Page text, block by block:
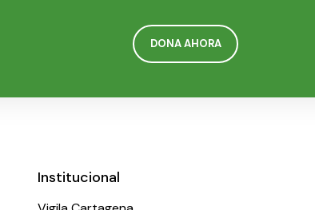
DONA AHORA
Institucional